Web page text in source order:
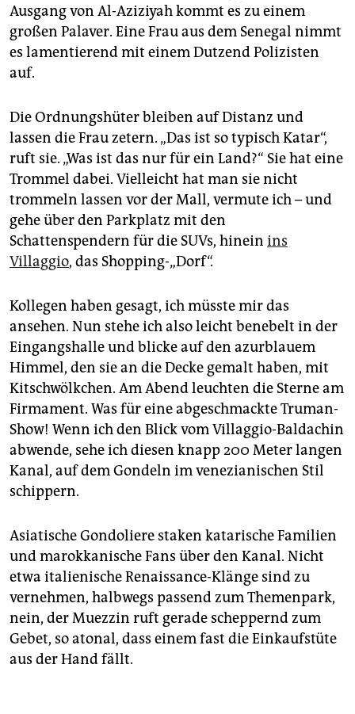
Ausgang von Al-Aziziyah kommt es zu einem
großen Palaver. Eine Frau aus dem Senegal nimmt
es lamentierend mit einem Dutzend Polizisten
auf.
Die Ordnungshüter bleiben auf Distanz und
lassen die Frau zetern. „Das ist so typisch Katar“,
ruft sie. „Was ist das nur für ein Land?“ Sie hat eine
Trommel dabei. Vielleicht hat man sie nicht
trommeln lassen vor der Mall, vermute ich – und
gehe über den Parkplatz mit den
Schattenspendern für die SUVs, hinein ins
Villaggio, das Shopping-„Dorf“.
Kollegen haben gesagt, ich müsste mir das
ansehen. Nun stehe ich also leicht benebelt in der
Eingangshalle und blicke auf den azurblauem
Himmel, den sie an die Decke gemalt haben, mit
Kitschwölkchen. Am Abend leuchten die Sterne am
Firmament. Was für eine abgeschmackte Truman-
Show! Wenn ich den Blick vom Villaggio-Baldachin
abwende, sehe ich diesen knapp 200 Meter langen
Kanal, auf dem Gondeln im venezianischen Stil
schippern.
Asiatische Gondoliere staken katarische Familien
und marokkanische Fans über den Kanal. Nicht
etwa italienische Renaissance-Klänge sind zu
vernehmen, halbwegs passend zum Themenpark,
nein, der Muezzin ruft gerade scheppernd zum
Gebet, so atonal, dass einem fast die Einkaufstüte
aus der Hand fällt.